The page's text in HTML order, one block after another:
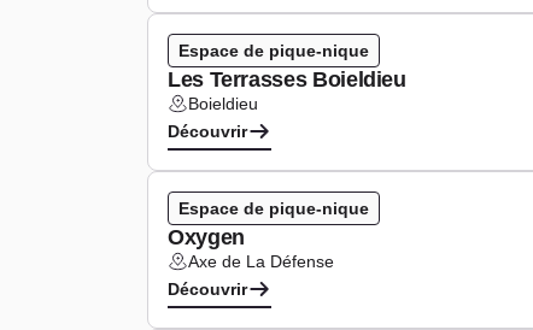
Espace de pique-nique
Les Terrasses Boieldieu
Lieu :Boieldieu
Découvrir
Espace de pique-nique
Oxygen
Lieu :Axe de La Défense
Découvrir